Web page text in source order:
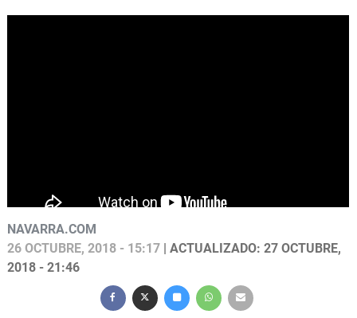
NAVARRA.COM
26 OCTUBRE, 2018 - 15:17 | ACTUALIZADO: 27 OCTUBRE,
2018 - 21:46